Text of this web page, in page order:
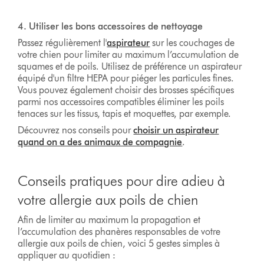
4. Utiliser les bons accessoires de nettoyage
Passez régulièrement l'aspirateur sur les couchages de
votre chien pour limiter au maximum l’accumulation de
squames et de poils. Utilisez de préférence un aspirateur
équipé d'un filtre HEPA pour piéger les particules fines.
Vous pouvez également choisir des brosses spécifiques
parmi nos accessoires compatibles éliminer les poils
tenaces sur les tissus, tapis et moquettes, par exemple.
Découvrez nos conseils pourchoisir un aspirateur
quand on a des animaux de compagnie.
Conseils pratiques pour dire adieu à
votre allergie aux poils de chien
Afin de limiter au maximum la propagation et
l’accumulation des phanères responsables de votre
allergie aux poils de chien, voici 5 gestes simples à
appliquer au quotidien :